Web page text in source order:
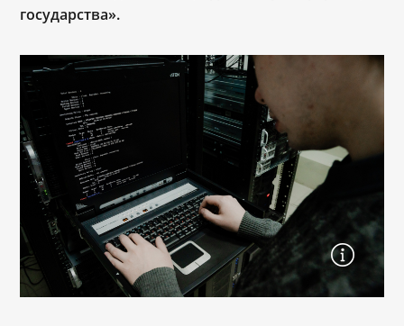
государства».